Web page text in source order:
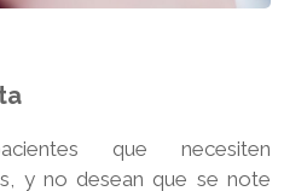
que necesiten
y no desean que se note